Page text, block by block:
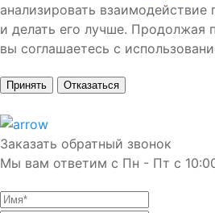
анализировать взаимодействие
и делать его лучше. Продолжая
вы соглашаетесь с
Принять Отказаться
Заказать обратный звонок
Мы вам ответим с Пн - Пт с